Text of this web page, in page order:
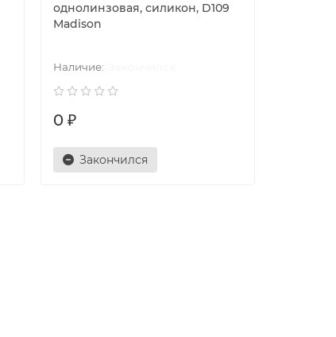
однолинзовая, силикон, D109
Madison
0 ₽
Закончился